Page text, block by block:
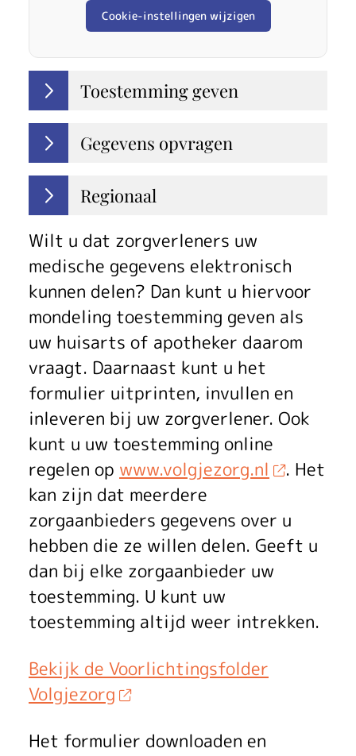
Cookie-instellingen wijzigen
Toestemming geven
Gegevens opvragen
Regionaal
Wilt u dat zorgverleners uw
medische gegevens elektronisch
kunnen delen? Dan kunt u hiervoor
mondeling toestemming geven als
uw huisarts of apotheker daarom
vraagt. Daarnaast kunt u het
formulier uitprinten, invullen en
inleveren bij uw zorgverlener. Ook
kunt u uw toestemming online
regelen op www.volgjezorg.nl
. Het
kan zijn dat meerdere
zorgaanbieders gegevens over u
hebben die ze willen delen. Geeft u
dan bij elke zorgaanbieder uw
toestemming. U kunt uw
toestemming altijd weer intrekken.
Bekijk de Voorlichtingsfolder
Volgjezorg
Het formulier downloaden en